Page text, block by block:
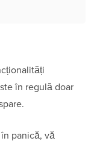
în regulă doar
panică, vă